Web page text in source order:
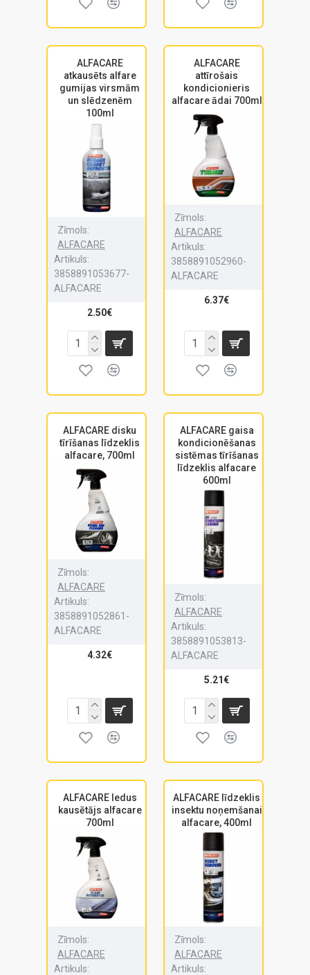
ALFACARE
atkausēts alfare
gumijas virsmām
un slēdzenēm
100ml
Zīmols:
ALFACARE
Artikuls:
3858891053677-
ALFACARE
2.50€
ALFACARE
attīrošais
kondicionieris
alfacare ādai 700ml
Zīmols:
ALFACARE
Artikuls:
3858891052960-
ALFACARE
6.37€
ALFACARE disku
tīrīšanas līdzeklis
alfacare, 700ml
Zīmols:
ALFACARE
Artikuls:
3858891052861-
ALFACARE
4.32€
ALFACARE gaisa
kondicionēšanas
sistēmas tīrīšanas
līdzeklis alfacare
600ml
Zīmols:
ALFACARE
Artikuls:
3858891053813-
ALFACARE
5.21€
ALFACARE ledus
kausētājs alfacare
700ml
Zīmols:
ALFACARE
Artikuls:
ALFACARE līdzeklis
insektu noņemšanai
alfacare, 400ml
Zīmols:
ALFACARE
Artikuls: